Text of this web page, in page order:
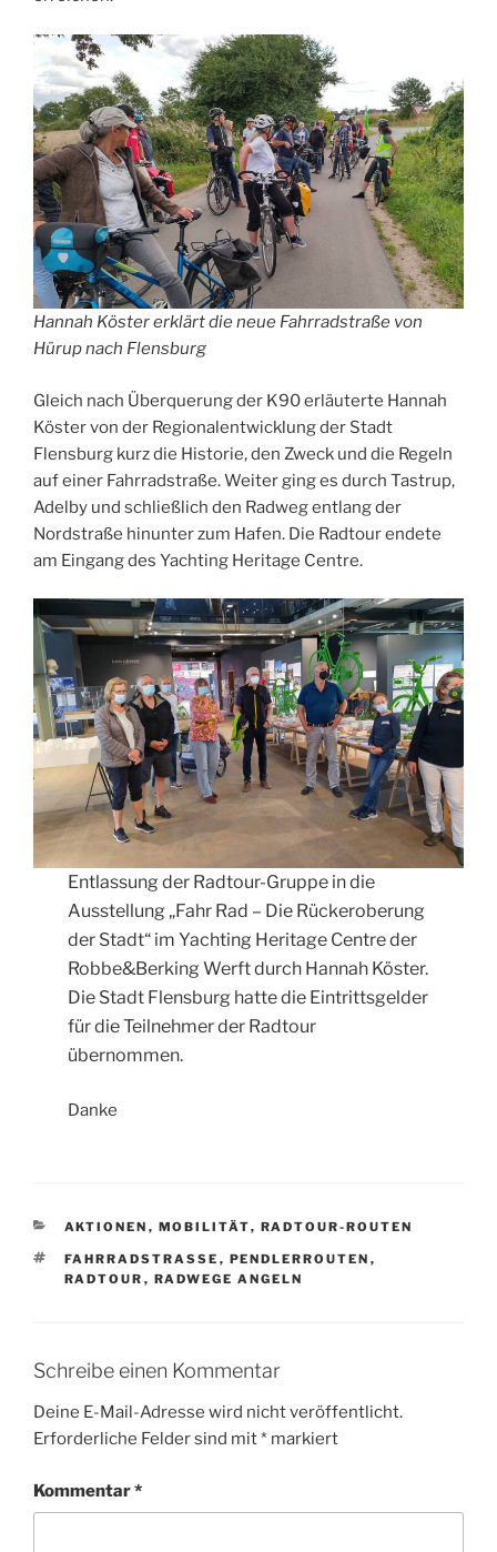
Hannah Köster erklärt die neue Fahrradstraße von
Hürup nach Flensburg
Gleich nach Überquerung der K90 erläuterte Hannah
Köster von der Regionalentwicklung der Stadt
Flensburg kurz die Historie, den Zweck und die Regeln
auf einer Fahrradstraße. Weiter ging es durch Tastrup,
Adelby und schließlich den Radweg entlang der
Nordstraße hinunter zum Hafen. Die Radtour endete
am Eingang des Yachting Heritage Centre.
Entlassung der Radtour-Gruppe in die
Ausstellung „Fahr Rad – Die Rückeroberung
der Stadt“ im Yachting Heritage Centre der
Robbe&Berking Werft durch Hannah Köster.
Die Stadt Flensburg hatte die Eintrittsgelder
für die Teilnehmer der Radtour
übernommen.
Danke
KATEGORIEN
AKTIONEN , MOBILITÄT, RADTOUR-ROUTEN
SCHLAGWÖRTER
FAHRRADSTRASSE , PENDLERROUTEN ,
RADTOUR , RADWEGE ANGELN
Schreibe einen Kommentar
Deine E-Mail-Adresse wird nicht veröffentlicht.
Erforderliche Felder sind mit* markiert
Kommentar*